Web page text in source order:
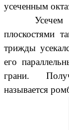
усеченным
Усечем
плоскостями
трижды
его
грани.
называется